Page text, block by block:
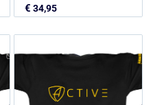
€ 34,95